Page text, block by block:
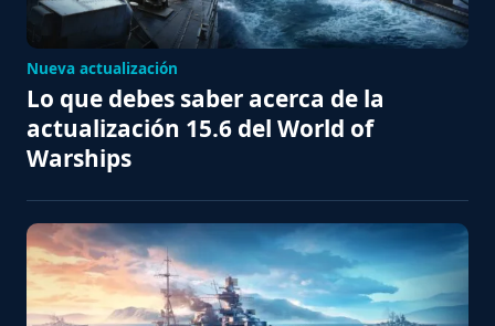
Nueva actualización
Lo que debes saber acerca de la
actualización 15.6 del World of
Warships